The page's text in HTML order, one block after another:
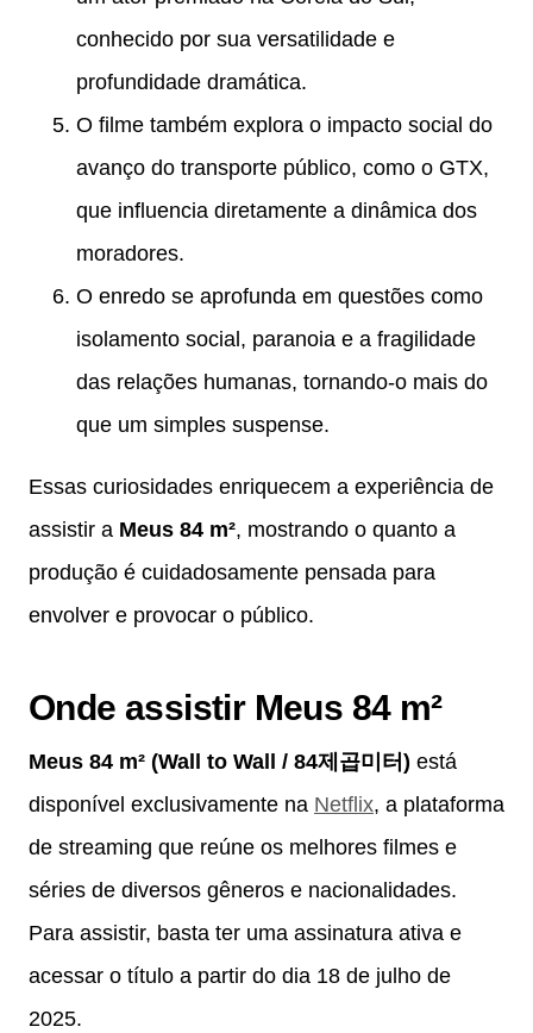
conhecido por sua versatilidade e
profundidade dramática.
O filme também explora o impacto social do
avanço do transporte público, como o GTX,
que influencia diretamente a dinâmica dos
moradores.
O enredo se aprofunda em questões como
isolamento social, paranoia e a fragilidade
das relações humanas, tornando-o mais do
que um simples suspense.
Essas curiosidades enriquecem a experiência de
assistir a Meus 84 m², mostrando o quanto a
produção é cuidadosamente pensada para
envolver e provocar o público.
Onde assistir Meus 84 m²
Meus 84 m² (Wall to Wall / 84제곱미터) está
disponível exclusivamente na Netflix, a plataforma
de streaming que reúne os melhores filmes e
séries de diversos gêneros e nacionalidades.
Para assistir, basta ter uma assinatura ativa e
acessar o título a partir do dia 18 de julho de
2025.